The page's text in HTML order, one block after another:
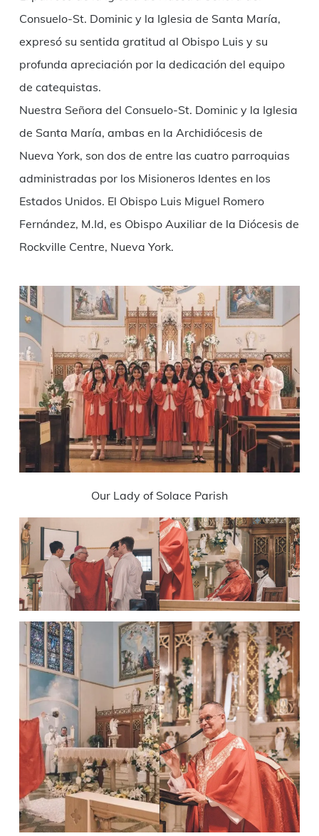
Consuelo-St. Dominic y la Iglesia de Santa María,
expresó su sentida gratitud al Obispo Luis y su
profunda apreciación por la dedicación del equipo
de catequistas.
Nuestra Señora del Consuelo-St. Dominic y la Iglesia
de Santa María, ambas en la Archidiócesis de
Nueva York, son dos de entre las cuatro parroquias
administradas por los Misioneros Identes en los
Estados Unidos. El Obispo Luis Miguel Romero
Fernández, M.Id, es Obispo Auxiliar de la Diócesis de
Rockville Centre, Nueva York.
Our Lady of Solace Parish